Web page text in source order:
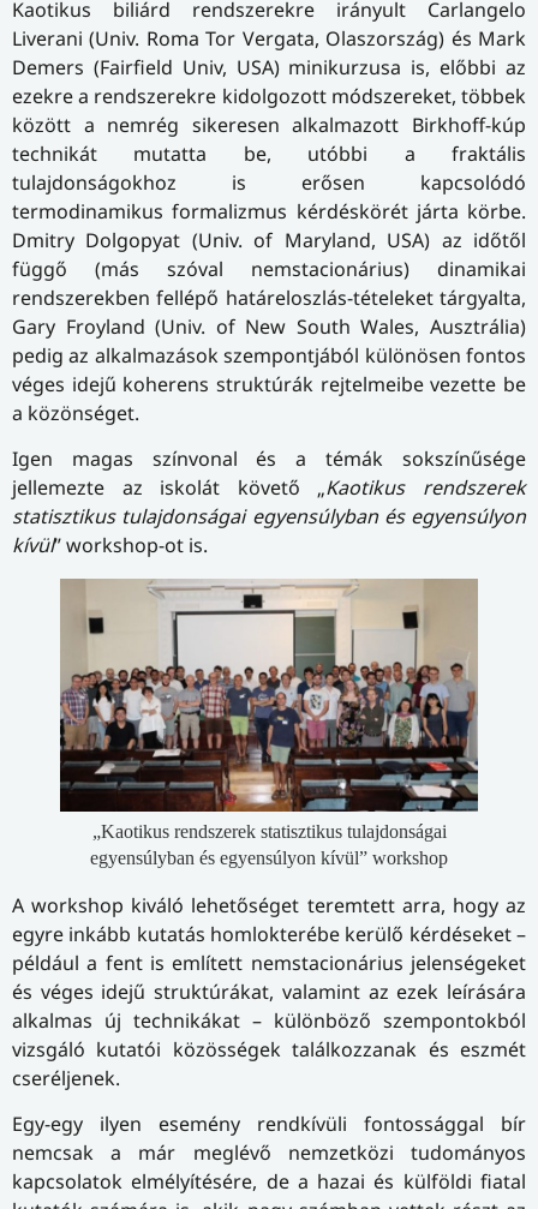
Kaotikus biliárd rendszerekre irányult Carlangelo
Liverani (Univ. Roma Tor Vergata, Olaszország) és Mark
Demers (Fairfield Univ, USA) minikurzusa is, előbbi az
ezekre a rendszerekre kidolgozott módszereket, többek
között a nemrég sikeresen alkalmazott Birkhoff-kúp
technikát mutatta be, utóbbi a fraktális
tulajdonságokhoz is erősen kapcsolódó
termodinamikus formalizmus kérdéskörét járta körbe.
Dmitry Dolgopyat (Univ. of Maryland, USA) az időtől
függő (más szóval nemstacionárius) dinamikai
rendszerekben fellépő határeloszlás-tételeket tárgyalta,
Gary Froyland (Univ. of New South Wales, Ausztrália)
pedig az alkalmazások szempontjából különösen fontos
véges idejű koherens struktúrák rejtelmeibe vezette be
a közönséget.
Igen magas színvonal és a témák sokszínűsége
jellemezte az iskolát követő „Kaotikus rendszerek
statisztikus tulajdonságai egyensúlyban és egyensúlyon
kívül” workshop-ot is.
„Kaotikus rendszerek statisztikus tulajdonságai
egyensúlyban és egyensúlyon kívül” workshop
A workshop kiváló lehetőséget teremtett arra, hogy az
egyre inkább kutatás homlokterébe kerülő kérdéseket –
például a fent is említett nemstacionárius jelenségeket
és véges idejű struktúrákat, valamint az ezek leírására
alkalmas új technikákat – különböző szempontokból
vizsgáló kutatói közösségek találkozzanak és eszmét
cseréljenek.
Egy-egy ilyen esemény rendkívüli fontossággal bír
nemcsak a már meglévő nemzetközi tudományos
kapcsolatok elmélyítésére, de a hazai és külföldi fiatal